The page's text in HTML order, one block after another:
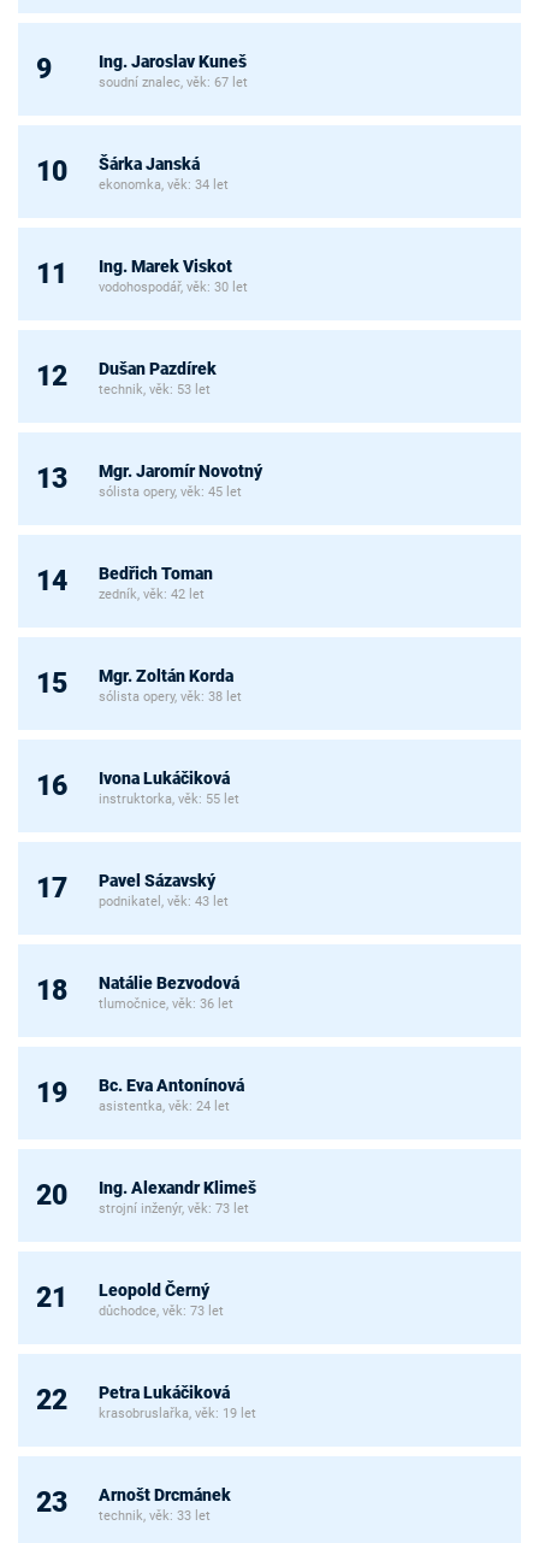
9 Ing. Jaroslav Kuneš
soudní znalec, věk: 67 let
10 Šárka Janská
ekonomka, věk: 34 let
11 Ing. Marek Viskot
vodohospodář, věk: 30 let
12 Dušan Pazdírek
technik, věk: 53 let
13 Mgr. Jaromír Novotný
sólista opery, věk: 45 let
14 Bedřich Toman
zedník, věk: 42 let
15 Mgr. Zoltán Korda
sólista opery, věk: 38 let
16 Ivona Lukáčiková
instruktorka, věk: 55 let
17 Pavel Sázavský
podnikatel, věk: 43 let
18 Natálie Bezvodová
tlumočnice, věk: 36 let
19 Bc. Eva Antonínová
asistentka, věk: 24 let
20 Ing. Alexandr Klimeš
strojní inženýr, věk: 73 let
21 Leopold Černý
důchodce, věk: 73 let
22 Petra Lukáčiková
krasobruslařka, věk: 19 let
23 Arnošt Drcmánek
technik, věk: 33 let